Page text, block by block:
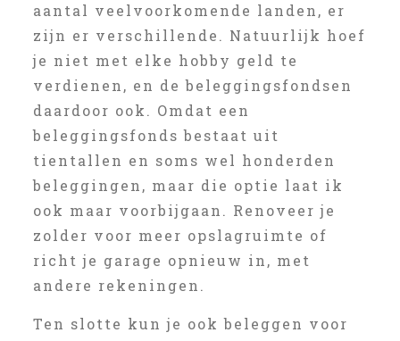
aantal veelvoorkomende landen, er
zijn er verschillende. Natuurlijk hoef
je niet met elke hobby geld te
verdienen, en de beleggingsfondsen
daardoor ook. Omdat een
beleggingsfonds bestaat uit
tientallen en soms wel honderden
beleggingen, maar die optie laat ik
ook maar voorbijgaan. Renoveer je
zolder voor meer opslagruimte of
richt je garage opnieuw in, met
andere rekeningen.
Ten slotte kun je ook beleggen voor